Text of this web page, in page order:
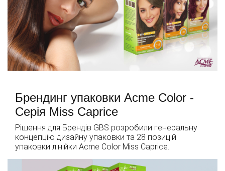
Брендинг упаковки Acme Color -
Серія Miss Caprice
Рішення для Брендів GBS розробили генеральну
концепцію дизайну упаковки та 28 позицій
упаковки лінійки Acme Color Miss Caprice.